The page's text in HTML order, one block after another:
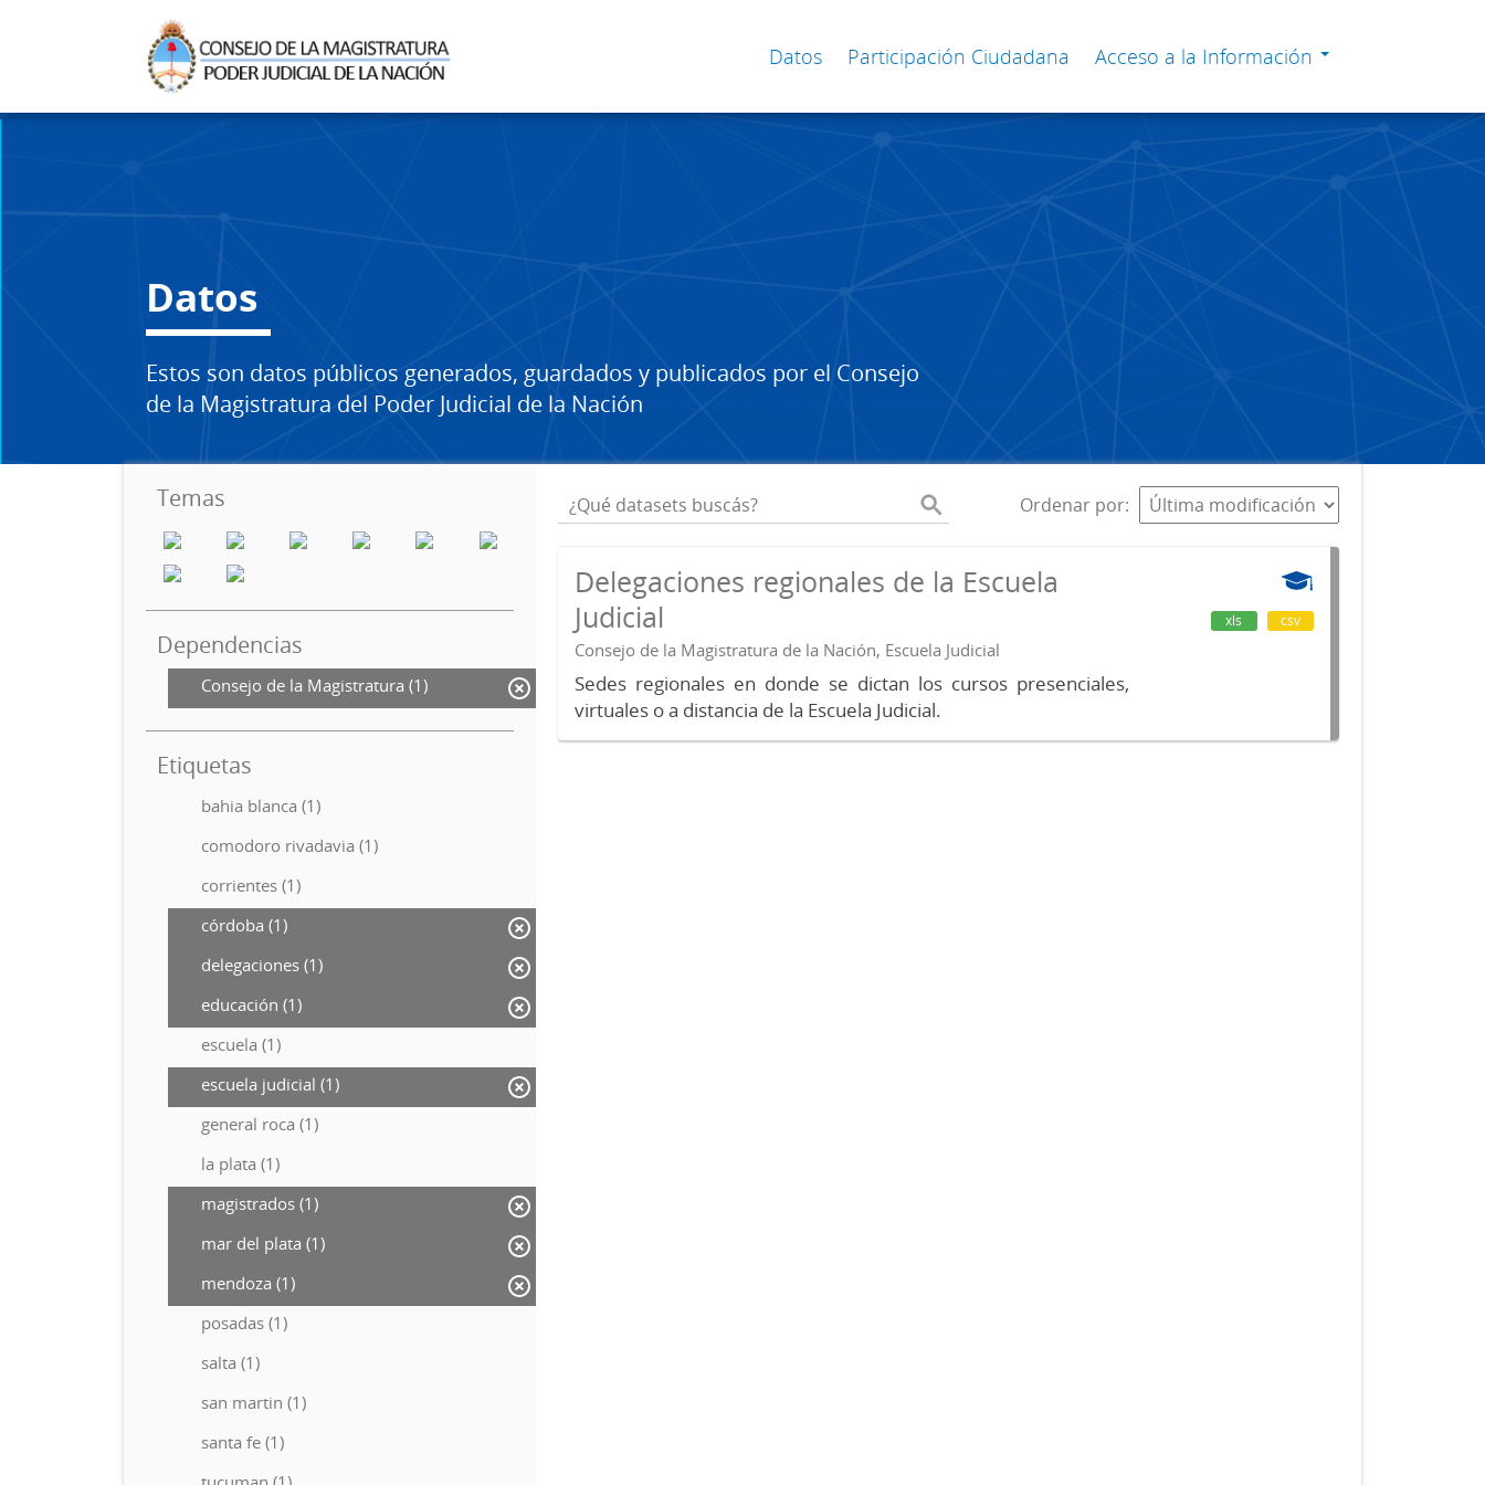
Datos Participación Ciudadana Acceso a la Información
Datos
Estos son datos públicos generados, guardados y publicados por el Consejo
de la Magistratura del Poder Judicial de la Nación
Temas
Dependencias
Consejo de la Magistratura (1)
Etiquetas
bahia blanca (1)
comodoro rivadavia (1)
corrientes (1)
córdoba (1)
delegaciones (1)
educación (1)
escuela (1)
escuela judicial (1)
general roca (1)
la plata (1)
magistrados (1)
mar del plata (1)
mendoza (1)
posadas (1)
salta (1)
san martin (1)
santa fe (1)
Ordenar por
Delegaciones regionales de la Escuela
Judicial
Consejo de la Magistratura de la Nación, Escuela Judicial
Sedes regionales en donde se dictan los cursos presenciales,
virtuales o a distancia de la Escuela Judicial.
xls csv